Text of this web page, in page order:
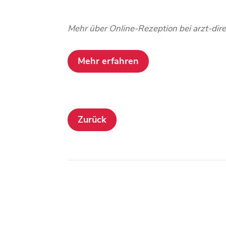
Mehr über Online-Rezeption bei arzt-
Mehr erfahren
Zurück